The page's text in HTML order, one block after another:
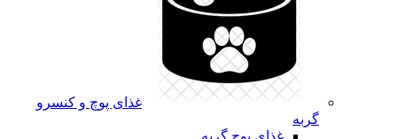
غذای پوچ و کنسرو
گربه
غذای پوچ گربه